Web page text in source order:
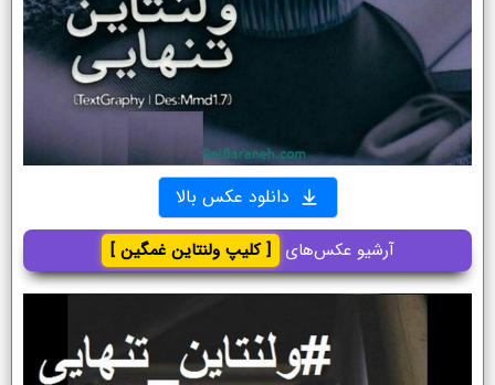
دانلود عکس بالا
آرشیو عکس‌های [ کلیپ ولنتاین غمگین ]